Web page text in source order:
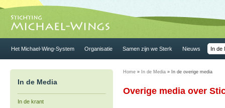
Het Michael-Wing-System Organisatie Samen zijn we Sterk Nieuws In de
In de Media
In de krant
Home » In de Media » In de overige media
Overige media over